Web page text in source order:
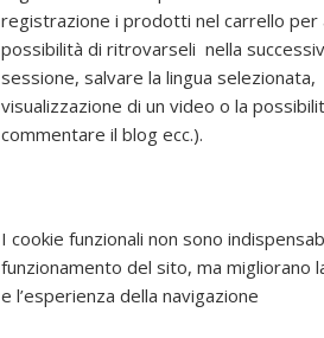
registrazione i prodotti nel carrello per
possibilità di ritrovarseli nella
sessione, salvare la lingua selezionata,
visualizzazione di un video o la
commentare il blog ecc.).
I cookie funzionali non sono
funzionamento del sito, ma migliorano
e l’esperienza della navigazione